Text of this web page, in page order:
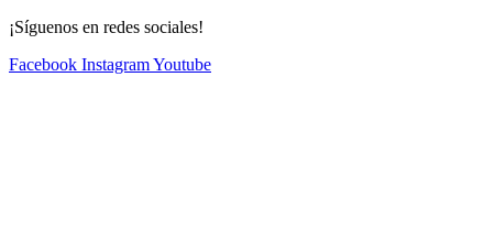
¡Síguenos en redes sociales!
Facebook InstagramYoutube